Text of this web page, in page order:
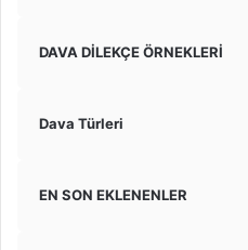
DAVA DİLEKÇE ÖRNEKLERİ
Dava Türleri
EN SON EKLENENLER